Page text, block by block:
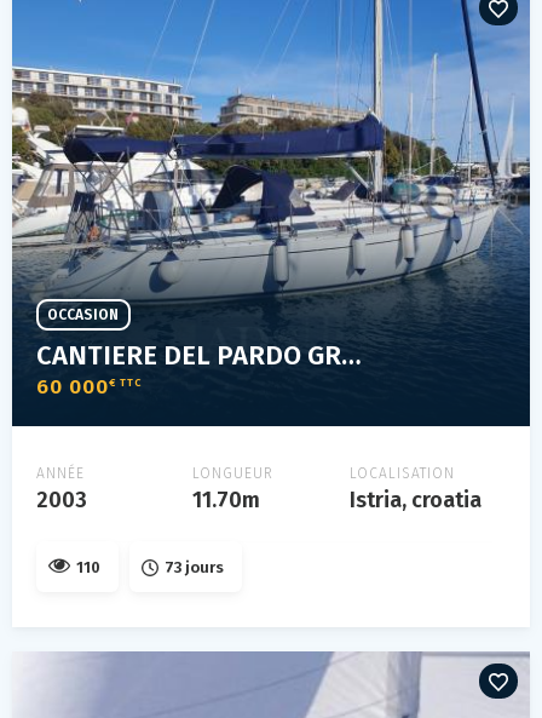
CANTIERE DEL PARDO GRAND SOLEIL 37
60 000€ TTC
OCCASION
ANNÉE
2003
LONGUEUR
11.70m
LOCALISATION
Istria, croatia
110 73 jours